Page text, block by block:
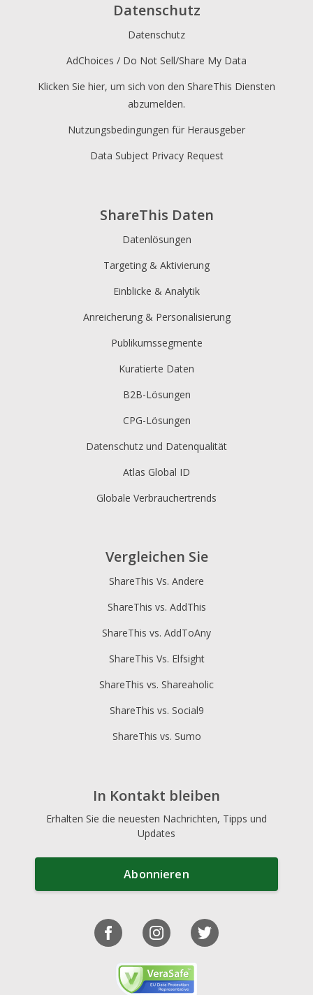
ShareThis Daten
Datenlösungen
Targeting & Aktivierung
Einblicke & Analytik
Anreicherung & Personalisierung
Publikumssegmente
Kuratierte Daten
B2B-Lösungen
CPG-Lösungen
Datenschutz und Datenqualität
Atlas Global ID
Globale Verbrauchertrends
Datenschutz
Datenschutz
AdChoices / Do Not Sell/Share My Data
Klicken Sie hier, um sich von den ShareThis Diensten
abzumelden.
Nutzungsbedingungen für Herausgeber
Data Subject Privacy Request
Vergleichen Sie
ShareThis Vs. Andere
ShareThis vs. AddThis
ShareThis vs. AddToAny
ShareThis Vs. Elfsight
ShareThis vs. Shareaholic
ShareThis vs. Social9
ShareThis vs. Sumo
In Kontakt bleiben
Erhalten Sie die neuesten Nachrichten, Tipps und
Updates
Abonnieren